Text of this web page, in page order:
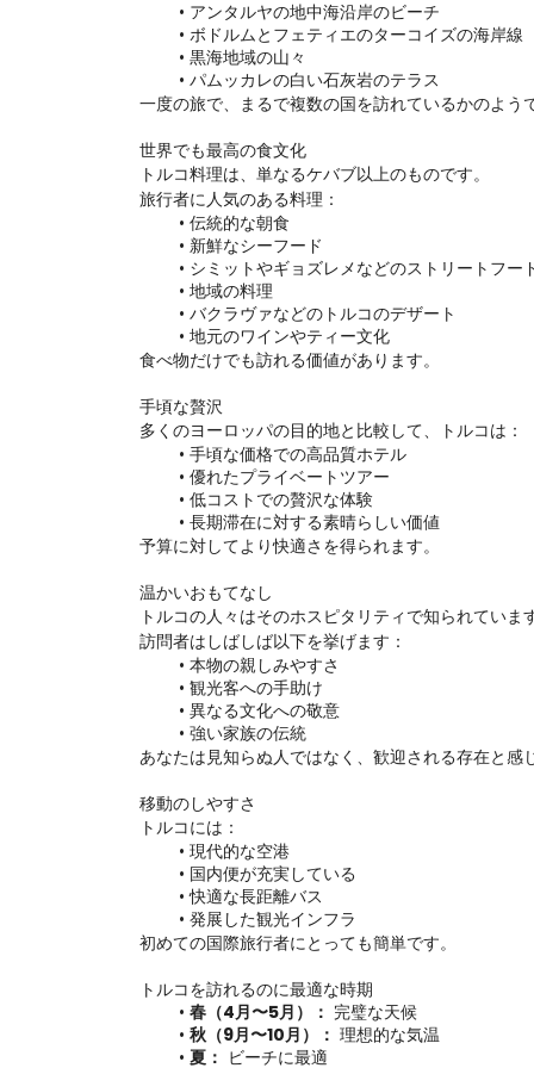
アンタルヤの地中海沿岸のビーチ
ボドルムとフェティエのターコイズの海岸線
黒海地域の山々
パムッカレの白い石灰岩のテラス
一度の旅で、まるで複数の国を訪れているかのよう
世界でも最高の食文化
トルコ料理は、単なるケバブ以上のものです。
旅行者に人気のある料理：
伝統的な朝食
新鮮なシーフード
シミットやギョズレメなどのストリートフー
地域の料理
バクラヴァなどのトルコのデザート
地元のワインやティー文化
食べ物だけでも訪れる価値があります。
手頃な贅沢
多くのヨーロッパの目的地と比較して、トルコは：
手頃な価格での高品質ホテル
優れたプライベートツアー
低コストでの贅沢な体験
長期滞在に対する素晴らしい価値
予算に対してより快適さを得られます。
温かいおもてなし
トルコの人々はそのホスピタリティで知られています
訪問者はしばしば以下を挙げます：
本物の親しみやすさ
観光客への手助け
異なる文化への敬意
強い家族の伝統
あなたは見知らぬ人ではなく、歓迎される存在と感
移動のしやすさ
トルコには：
現代的な空港
国内便が充実している
快適な長距離バス
発展した観光インフラ
初めての国際旅行者にとっても簡単です。
トルコを訪れるのに最適な時期
春（4月〜5月）： 完璧な天候
秋（9月〜10月）： 理想的な気温
夏： ビーチに最適